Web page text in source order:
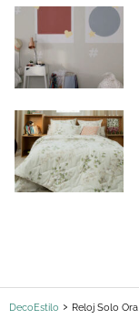
DecoEstilo Reloj Solo Ora